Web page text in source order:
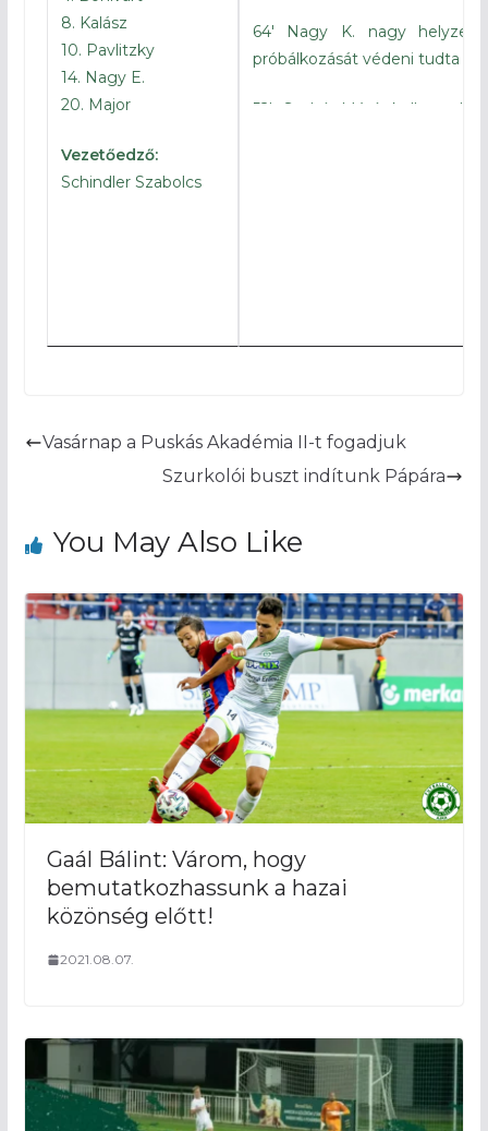
8. Kalász
10. Pavlitzky
14. Nagy E.
20. Major
Vezetőedző:
Schindler Szabolcs
64′ Nagy K. nagy
próbálkozását védeni tudta
52′ Szabó Máté
45+1′ A szögletet követően
remek lövését nagy
szögletre Varga
egyedül találta Pákait,
kotorni a labdát
38′ Illés távoli lövését védi
Varga
36′ Nagy K. szögletét
mellé
34′ Sipos remek
30′ Kocsis lövését védi
kapu fölé
11′ Csemer beadása sikerült
amely után majdnem
Vasárnap a Puskás Akadémia II-t fogadjuk
Szurkolói buszt indítunk Pápára
You May Also Like
Gaál Bálint: Várom, hogy
bemutatkozhassunk a hazai
közönség előtt!
2021.08.07.